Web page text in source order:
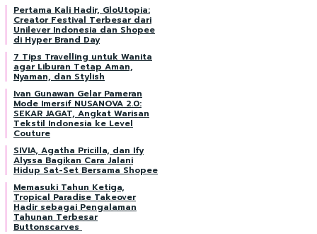
Pertama Kali Hadir, GloUtopia:
Creator Festival Terbesar dari
Unilever Indonesia dan Shopee
di Hyper Brand Day
7 Tips Travelling untuk Wanita
agar Liburan Tetap Aman,
Nyaman, dan Stylish
Ivan Gunawan Gelar Pameran
Mode Imersif NUSANOVA 2.0:
SEKAR JAGAT, Angkat Warisan
Tekstil Indonesia ke Level
Couture
SIVIA, Agatha Pricilla, dan Ify
Alyssa Bagikan Cara Jalani
Hidup Sat-Set Bersama Shopee
Memasuki Tahun Ketiga,
Tropical Paradise Takeover
Hadir sebagai Pengalaman
Tahunan Terbesar
Buttonscarves